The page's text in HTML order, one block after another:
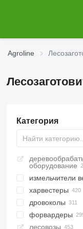
Agroline
Категория
оборудование
измельчители
харвестеры
дровоколы
форвардеры
лесовозы